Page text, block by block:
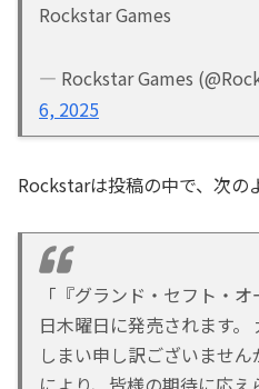
Rockstar Games
— Rockstar Games
6, 2025
Rockstarは投稿の中で、次の
「『グランド・セフト・
日木曜日に発売されます
しまい申し訳ございませ